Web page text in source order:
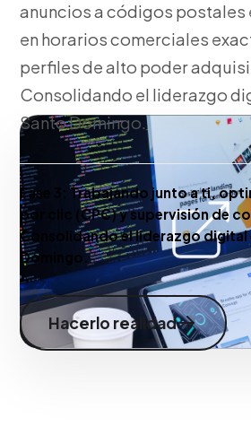
anuncios a códigos postales
en horarios comerciales
perfiles de alto poder
Consolidando el liderazgo
Santo Domingo.
Fase 3: Trabajando junto a ti,
por clic (CPC) y supervisión de
Consolidando el liderazgo digital
Domingo.
Hacerlo realidad